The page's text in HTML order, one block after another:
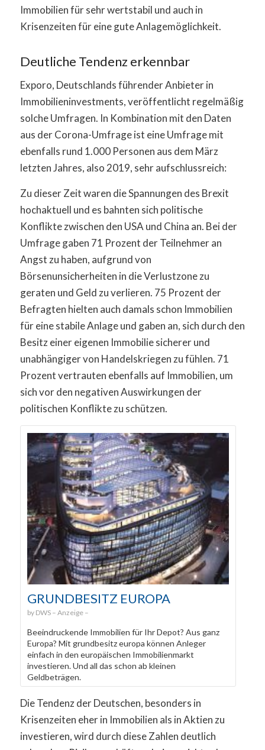
Immobilien für sehr wertstabil und auch in
Krisenzeiten für eine gute Anlagemöglichkeit.
Deutliche Tendenz erkennbar
Exporo, Deutschlands führender Anbieter in
Immobilieninvestments, veröffentlicht regelmäßig
solche Umfragen. In Kombination mit den Daten
aus der Corona-Umfrage ist eine Umfrage mit
ebenfalls rund 1.000 Personen aus dem März
letzten Jahres, also 2019, sehr aufschlussreich:
Zu dieser Zeit waren die Spannungen des Brexit
hochaktuell und es bahnten sich politische
Konflikte zwischen den USA und China an. Bei der
Umfrage gaben 71 Prozent der Teilnehmer an
Angst zu haben, aufgrund von
Börsenunsicherheiten in die Verlustzone zu
geraten und Geld zu verlieren. 75 Prozent der
Befragten hielten auch damals schon Immobilien
für eine stabile Anlage und gaben an, sich durch den
Besitz einer eigenen Immobilie sicherer und
unabhängiger von Handelskriegen zu fühlen. 71
Prozent vertrauten ebenfalls auf Immobilien, um
sich vor den negativen Auswirkungen der
politischen Konflikte zu schützen.
GRUNDBESITZ EUROPA
DWS
Beeindruckende Immobilien für Ihr Depot? Aus ganz
Europa? Mit grundbesitz europa können Anleger
einfach in den europäischen Immobilienmarkt
investieren. Und all das schon ab kleinen
Geldbeträgen.
Die Tendenz der Deutschen, besonders in
Krisenzeiten eher in Immobilien als in Aktien zu
investieren, wird durch diese Zahlen deutlich